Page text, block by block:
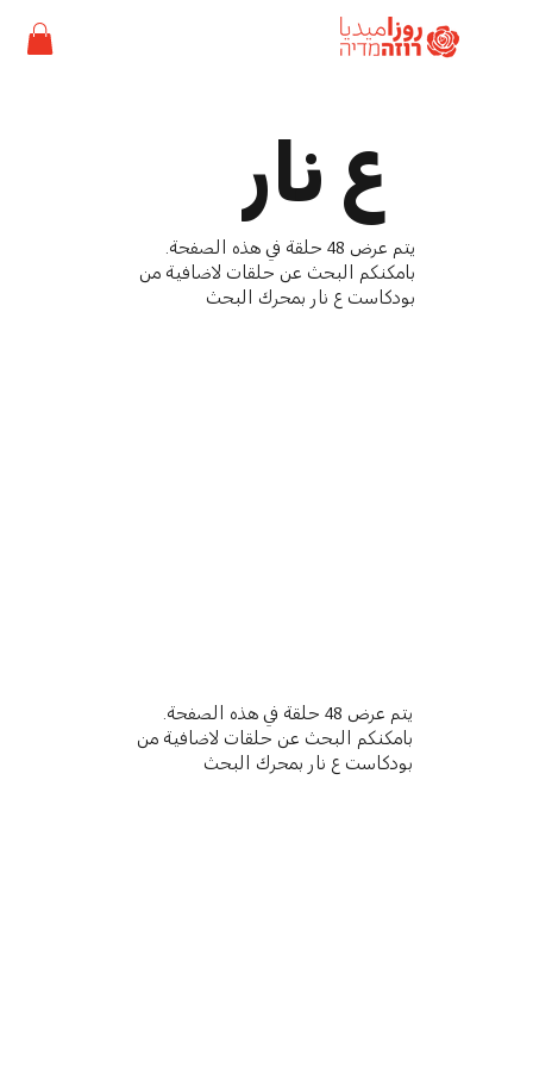
ع نار
يتم عرض 48 حلقة في هذه الصفحة.
بامكنكم البحث عن حلقات لاضافية من
بودكاست ع نار بمحرك البحث
يتم عرض 48 حلقة في هذه الصفحة.
بامكنكم البحث عن حلقات لاضافية من
بودكاست ع نار بمحرك البحث